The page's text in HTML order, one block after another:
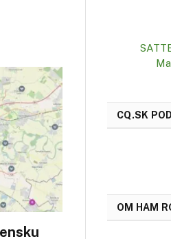
CQ.SK
OM HAM